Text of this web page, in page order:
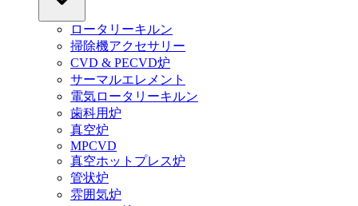
ロータリーキルン
掃除機アクセサリー
CVD & PECVD炉
サーマルエレメント
電気ロータリーキルン
歯科用炉
真空炉
MPCVD
真空ホットプレス炉
管状炉
雰囲気炉